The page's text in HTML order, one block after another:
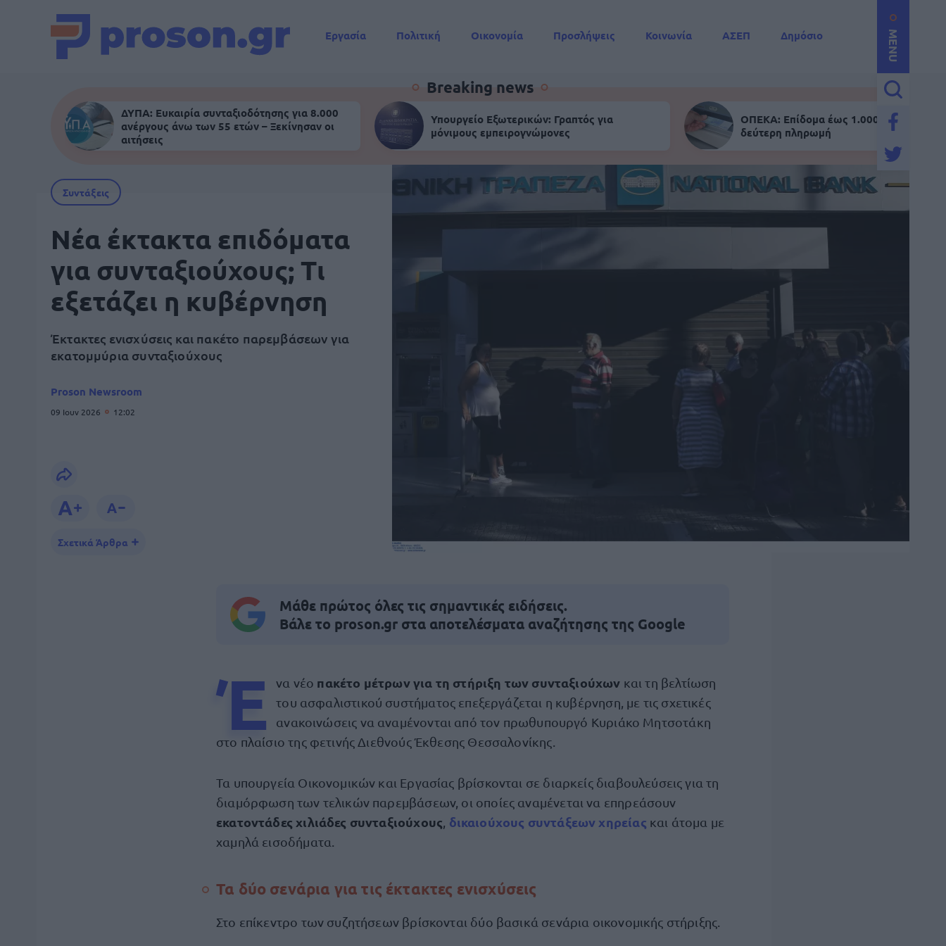
MENU
Εργασία Πολιτική Οικονομία Προσλήψεις Κοινωνία ΑΣΕΠ
Δημόσιο
Breaking news
ΔΥΠΑ: Ευκαιρία συνταξιοδότησης για 8.000
ανέργους άνω των 55 ετών – Ξεκίνησαν οι
αιτήσεις
Υπουργείο Εξωτερικών: Γραπτός για
μόνιμους εμπειρογνώμονες
ΟΠΕΚΑ: Επίδομα έως 1.000 ευρώ -
δεύτερη πληρωμή
Συντάξεις
Νέα έκτακτα επιδόματα
για συνταξιούχους; Τι
εξετάζει η κυβέρνηση
Έκτακτες ενισχύσεις και πακέτο παρεμβάσεων για
εκατομμύρια συνταξιούχους
Proson Newsroom
09 Ιουν 2026 12:02
Σχετικά Άρθρα
Μάθε πρώτος όλες τις σημαντικές ειδήσεις.
Βάλε το proson.gr στα αποτελέσματα αναζήτησης της Google
Έ να νέο πακέτο μέτρων για τη στήριξη των συνταξιούχων και τη βελτίωση
του ασφαλιστικού συστήματος επεξεργάζεται η κυβέρνηση, με τις σχετικές
ανακοινώσεις να αναμένονται από τον πρωθυπουργό Κυριάκο Μητσοτάκη
στο πλαίσιο της φετινής Διεθνούς Έκθεσης Θεσσαλονίκης.
Τα υπουργεία Οικονομικών και Εργασίας βρίσκονται σε διαρκείς διαβουλεύσεις για τη
διαμόρφωση των τελικών παρεμβάσεων, οι οποίες αναμένεται να επηρεάσουν
εκατοντάδες χιλιάδες συνταξιούχους δικαιούχους συντάξεων χηρείας και άτομα με
χαμηλά εισοδήματα.
Τα δύο σενάρια για τις έκτακτες ενισχύσεις
Στο επίκεντρο των συζητήσεων βρίσκονται δύο βασικά σενάρια οικονομικής στήριξης.